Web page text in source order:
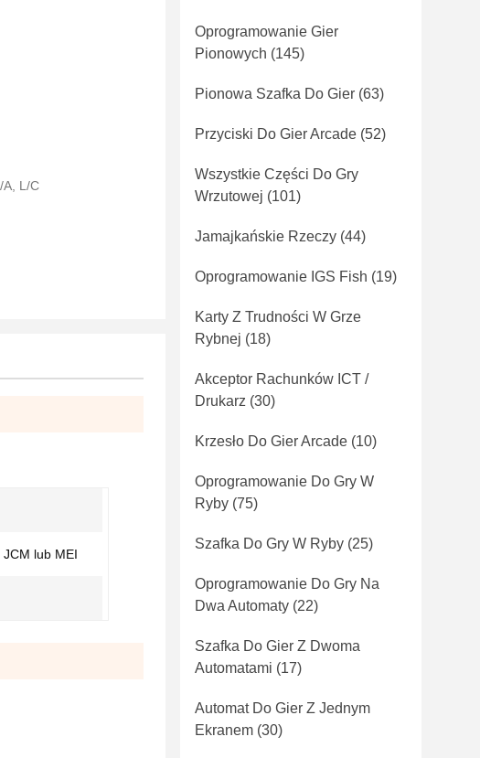
A, L/C
lub MEI
Oprogramowanie Gier
Pionowych (145)
Pionowa Szafka Do Gier (63)
Przyciski Do Gier Arcade (52)
Wszystkie Części Do Gry
Wrzutowej (101)
Jamajkańskie Rzeczy (44)
Oprogramowanie IGS Fish (19)
Karty Z Trudności W Grze
Rybnej (18)
Akceptor Rachunków ICT /
Drukarz (30)
Krzesło Do Gier Arcade (10)
Oprogramowanie Do Gry W
Ryby (75)
Szafka Do Gry W Ryby (25)
Oprogramowanie Do Gry Na
Dwa Automaty (22)
Szafka Do Gier Z Dwoma
Automatami (17)
Automat Do Gier Z Jednym
Ekranem (30)